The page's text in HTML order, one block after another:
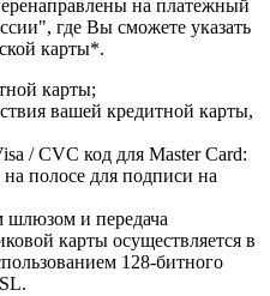
на платежный
где Вы сможете указать
карты*.
карты;
вашей кредитной карты,
/ CVC код для Master Card:
полосе для подписи на
и передача
карты осуществляется в
128-битного